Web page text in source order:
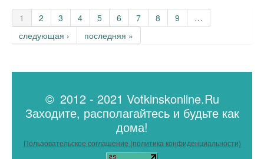
Страницы
1 2 3 4 5 6 7 8 9
…
следующая ›
последняя »
© 2012 - 2021 Votkinskonline.Ru
Заходите, располагайтесь и будьте как
дома!
Пользовательское соглашение (политика конфиденциальности)